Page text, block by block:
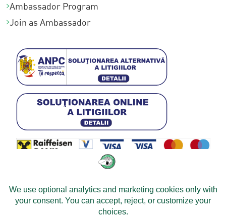
Ambassador Program
Join as Ambassador